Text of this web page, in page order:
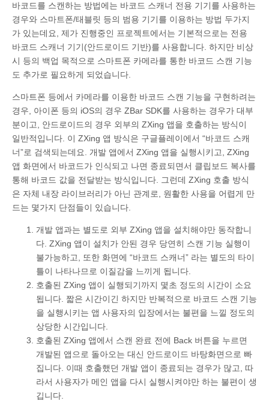
바코드를 스캔하는 방법에는 바코드 스캐너 전용 기기를 사용하는
경우와 스마트폰/태블릿 등의 범용 기기를 이용하는 방법 두가지
가 있는데요, 제가 진행중인 프로젝트에서는 기본적으로는 전용
바코드 스캐너 기기(안드로이드 기반)를 사용합니다. 하지만 비상
시 등의 백업 목적으로 스마트폰 카메라를 통한 바코드 스캔 기능
도 추가로 필요하게 되었습니다.
스마트폰 등에서 카메라를 이용한 바코드 스캔 기능을 구현하려는
경우, 아이폰 등의 iOS의 경우 ZBar SDK를 사용하는 경우가 대부
분이고, 안드로이드의 경우 외부의 ZXing 앱을 호출하는 방식이
일반적입니다. 이 ZXing 앱 방식은 구글플레이에서 “바코드 스캐
너”로 검색되는데요. 개발 앱에서 ZXing 앱을 실행시키고, ZXing
앱 화면에서 바코드가 인식되고 나면 종료되면서 클립보드 복사를
통해 바코드 값을 전달받는 방식입니다. 그런데 ZXing 호출 방식
은 자체 내장 라이브러리가 아닌 관계로, 원활한 사용을 어렵게 만
드는 몇가지 단점들이 있습니다.
개발 앱과는 별도로 외부 ZXing 앱을 설치해야만 동작합니
다. ZXing 앱이 설치가 안된 경우 당연히 스캔 기능 실행이
불가능하고, 또한 화면에 “바코드 스캐너” 라는 별도의 타이
틀이 나타나므로 이질감을 느끼게 됩니다.
호출된 ZXing 앱이 실행되기까지 몇초 정도의 시간이 소요
됩니다. 짧은 시간이긴 하지만 반복적으로 바코드 스캔 기능
을 실행시키는 앱 사용자의 입장에서는 불편을 느낄 정도의
상당한 시간입니다.
호출된 ZXing 앱에서 스캔 완료 전에 Back 버튼을 누르면
개발된 앱으로 돌아오는 대신 안드로이드 바탕화면으로 빠
집니다. 이때 호출했던 개발 앱이 종료되는 경우가 많고, 따
라서 사용자가 메인 앱을 다시 실행시켜야만 하는 불편이 생
깁니다.